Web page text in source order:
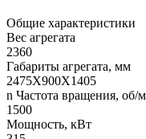
Общие характеристики
Вес агрегата
2360
Габариты агрегата, мм
2475Х900Х1405
n Частота вращения, об/
1500
Мощность, кВт